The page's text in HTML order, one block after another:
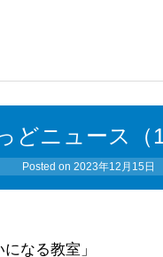
どニュース（
Posted on 2023年12月15日
なる教室」